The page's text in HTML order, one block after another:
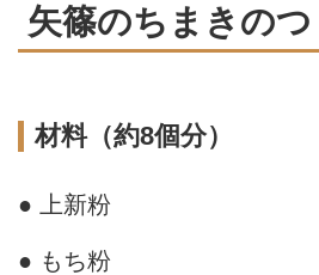
矢篠のちまきの
材料（約8個分）
● 上新粉
● もち粉